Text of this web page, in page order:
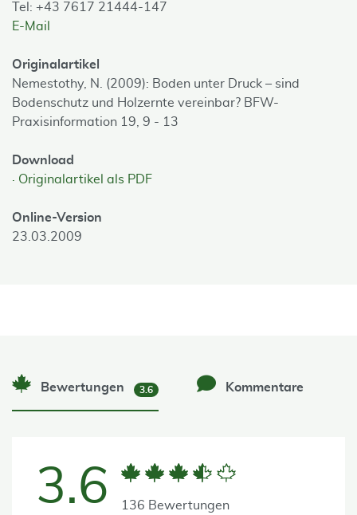
Tel: +43 7617 21444-147
E-Mail
Originalartikel
Nemestothy, N. (2009): Boden unter Druck – sind
Bodenschutz und Holzernte vereinbar? BFW-
Praxisinformation 19, 9 - 13
Download
Originalartikel als PDF
Online-Version
23.03.2009
Bewertungen 3.6 Kommentare
3.6 136 Bewertungen